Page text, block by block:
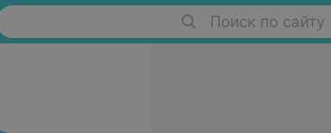
Поиск по сайту